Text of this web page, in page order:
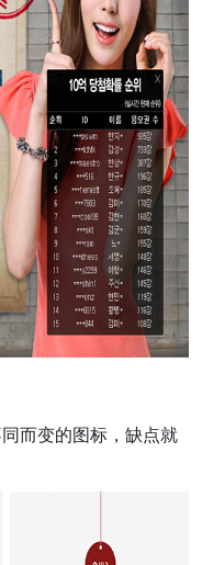
而变的图标，缺点就